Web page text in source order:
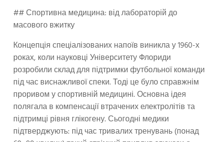
## Спортивна медицина: від лабораторій до
масового вжитку
Концепція спеціалізованих напоїв виникла у 1960-х
роках, коли науковці Університету Флориди
розробили склад для підтримки футбольної команди
під час виснажливої спеки. Тоді це було справжнім
проривом у спортивній медицині. Основна ідея
полягала в компенсації втрачених електролітів та
підтримці рівня глікогену. Сьогодні медики
підтверджують: під час тривалих тренувань (понад